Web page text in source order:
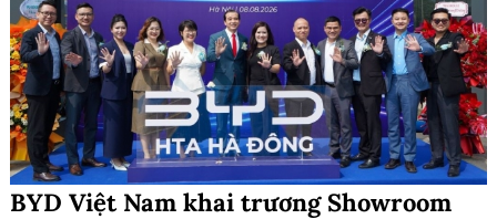
BYD Việt Nam khai trương Showroom